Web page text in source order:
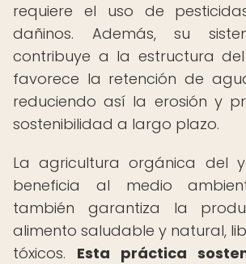
requiere el uso de
dañinos. Además, su
contribuye a la estructura
favorece la retención de
reduciendo así la erosión y
sostenibilidad a largo plazo.
La agricultura orgánica del
beneficia al medio
también garantiza la
alimento saludable y natural,
tóxicos. Esta práctica